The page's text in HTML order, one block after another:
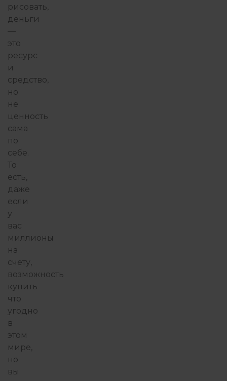
рисовать,
деньги
—
это
ресурс
и
средство,
но
не
ценность
сама
по
себе.
То
есть,
даже
если
у
вас
миллионы
на
счету,
возможность
купить
что
угодно
в
этом
мире,
но
вы